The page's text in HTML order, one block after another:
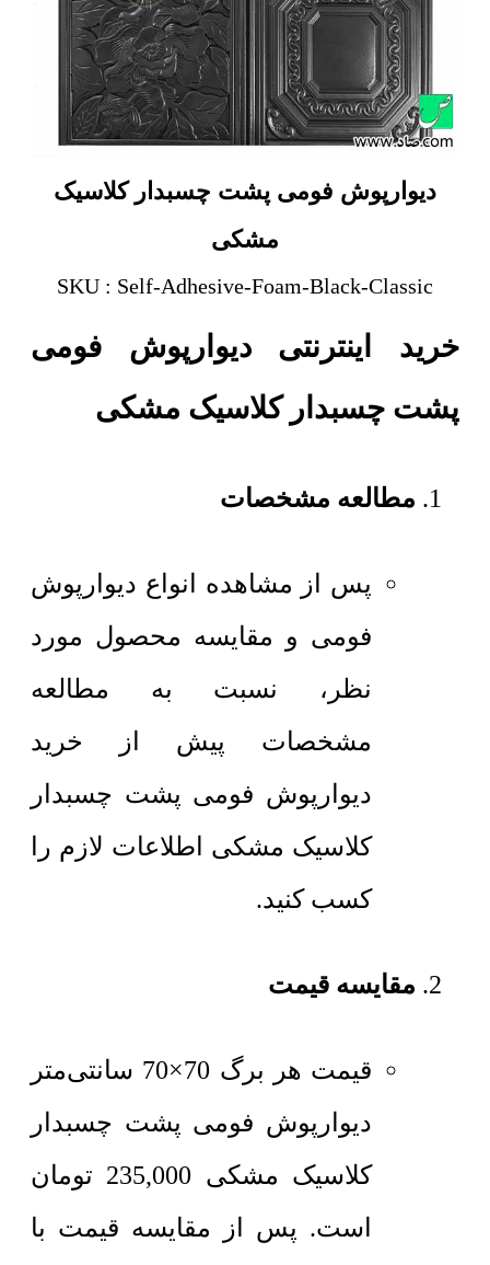
دیوارپوش فومی پشت چسبدار کلاسیک
مشکی
SKU : Self-Adhesive-Foam-Black-Classic
خرید اینترنتی دیوارپوش فومی
پشت چسبدار کلاسیک مشکی
مطالعه مشخصات
پس از مشاهده انواع دیوارپوش
فومی و مقایسه محصول مورد
نظر، نسبت به مطالعه
مشخصات پیش از خرید
دیوارپوش فومی پشت چسبدار
کلاسیک مشکی اطلاعات لازم را
کسب کنید.
مقایسه قیمت
قیمت هر برگ 70×70 سانتی‌متر
دیوارپوش فومی پشت چسبدار
کلاسیک مشکی 235,000 تومان
است. پس از مقایسه قیمت با